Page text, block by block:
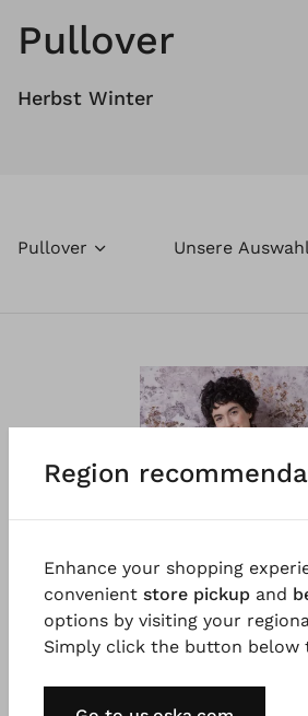
Pullover
Herbst Winter
Pullover Unsere
Region
Enhance your shopping
convenient store pickup and
options by visiting your
Simply click the button below